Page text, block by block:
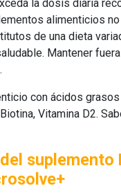
la dosis diaria
alimenticios
de una dieta
Mantener
con ácidos
Vitamina D2.
suplemento